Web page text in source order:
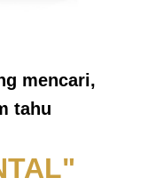
mencari,
tahu